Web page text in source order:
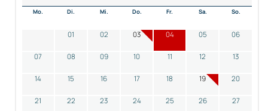
Mo. Di. Mi. Do. Fr. Sa. So.
01 02 03 04 05 06
07 08 09 10 11 12 13
14 15 16 17 18 19 20
21 22 23 24 25 26 27